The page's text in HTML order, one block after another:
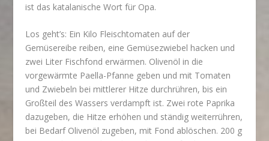
ist das katalanische Wort für Opa.
Los geht’s: Ein Kilo Fleischtomaten auf der
Gemüsereibe reiben, eine Gemüsezwiebel hacken und
zwei Liter Fischfond erwärmen. Olivenöl in die
vorgewärmte Paella-Pfanne geben und mit Tomaten
und Zwiebeln bei mittlerer Hitze durchrühren, bis ein
Großteil des Wassers verdampft ist. Zwei rote Paprika
dazugeben, die Hitze erhöhen und ständig weiterrühren,
bei Bedarf Olivenöl zugeben, mit Fond ablöschen. 200 g